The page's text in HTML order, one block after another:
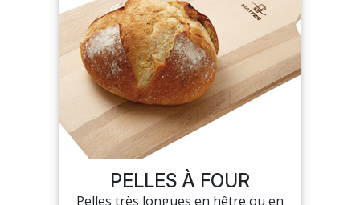
PELLES À FOUR
Pelles très longues en hêtre ou en